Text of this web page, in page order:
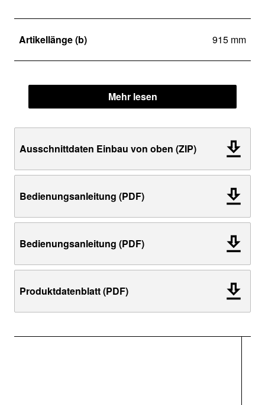
Artikellänge (b) 915 mm
Mehr lesen
Ausschnittdaten Einbau von oben (ZIP)
Bedienungsanleitung (PDF)
Bedienungsanleitung (PDF)
Produktdatenblatt (PDF)